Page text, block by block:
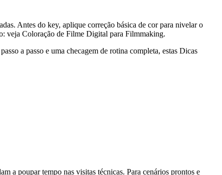
Antes do key, aplique correção básica de cor para nivelar o
veja Coloração de Filme Digital para Filmmaking.
a passo e uma checagem de rotina completa, estas Dicas
a poupar tempo nas visitas técnicas. Para cenários prontos e